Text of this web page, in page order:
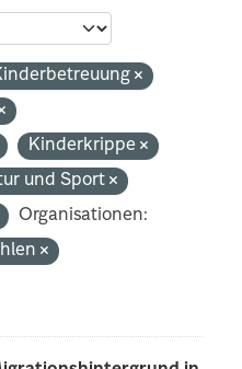
Kinderkrippe
und Sport
Organisationen: